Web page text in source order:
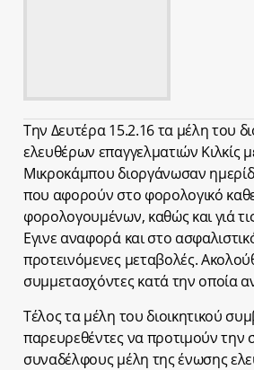
Την Δευτέρα 15.2.16 τα μέλη του
ελευθέρων επαγγελματιών Κιλκίς
Μικροκάμπου διοργάνωσαν
που αφορούν στο φορολογικό
φορολογουμένων, καθώς και γιά
Εγινε αναφορά και στο
προτεινόμενες μεταβολές.
συμμετασχόντες κατά την οποία
Τέλος τα μέλη του διοικητικού
παρευρεθέντες να προτιμούν την
συναδέλφους μέλη της ένωσης